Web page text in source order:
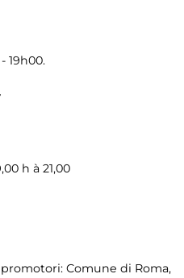
19h00.
h à 21,00
Comune di Roma,